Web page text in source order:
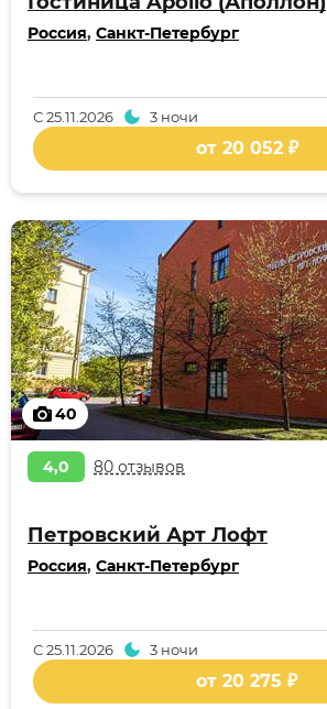
Россия, Санкт-Петербург
С25.11.2026 3 ночи
от 20 052 ₽
40
4,0 80 отзывов
Петровский Арт Лофт
Россия, Санкт-Петербург
С25.11.2026 3 ночи
от 20 275 ₽